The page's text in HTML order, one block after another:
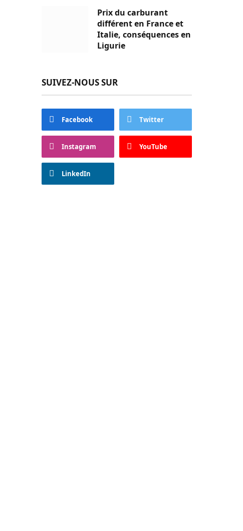
Prix du carburant
différent en France et
Italie, conséquences en
Ligurie
SUIVEZ-NOUS SUR
Facebook Twitter
Instagram YouTube
LinkedIn